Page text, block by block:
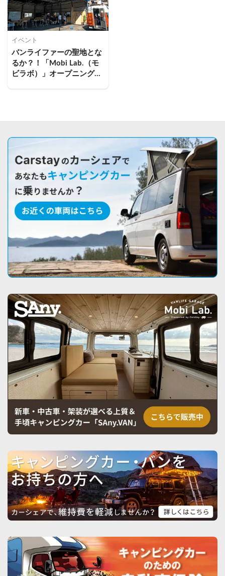
イベント
バンライファーの聖地とな
るか？！「Mobi Lab.（モ
ビラボ）」オープニングイ